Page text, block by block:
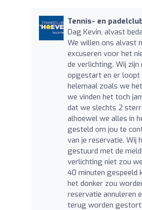
Tennis- en
Dag Kevin, alvast
We willen ons alvast
excuseren voor het
de verlichting. Wij zijn
opgestart en er
helemaal zoals we
we vinden het toch
dat we slechts 2
alhoewel we alles in
gesteld om jou te
van je reservatie. Wij
gestuurd met de
verlichting niet zou
40 minuten gespeeld
het donker zou
reservatie annuleren
terug worden